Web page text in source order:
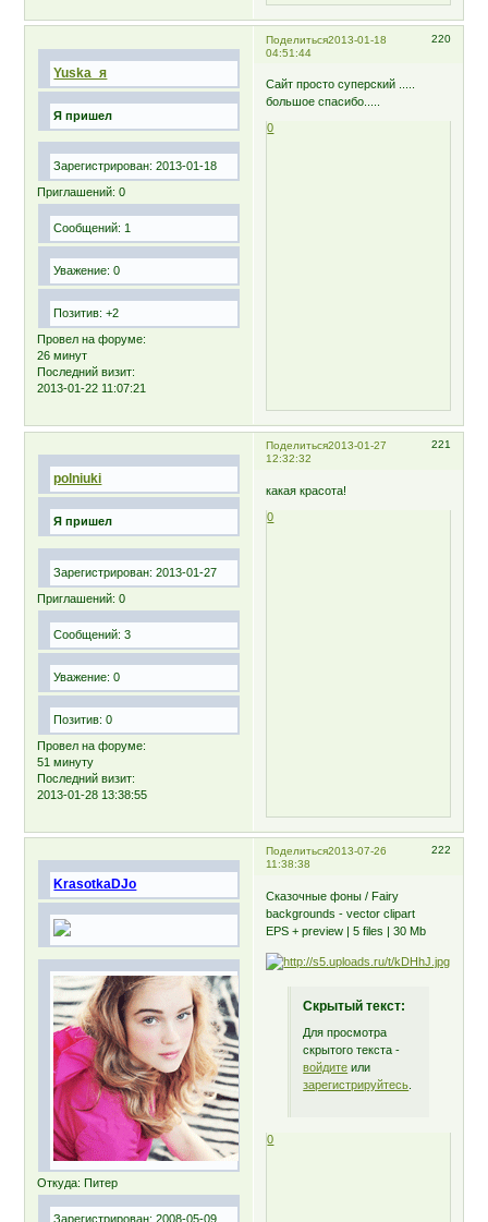
Поделиться 220
2013-01-18
04:51:44
Yuska_я
Я пришел
Зарегистрирован: 2013-01-18
Приглашений: 0
Сообщений: 1
Уважение: 0
Позитив: +2
Провел на форуме:
26 минут
Последний визит:
2013-01-22 11:07:21
Сайт просто суперский .....
большое спасибо.....
0
Поделиться 221
2013-01-27
12:32:32
polniuki
Я пришел
Зарегистрирован: 2013-01-27
Приглашений: 0
Сообщений: 3
Уважение: 0
Позитив: 0
Провел на форуме:
51 минуту
Последний визит:
2013-01-28 13:38:55
какая красота!
0
Поделиться 222
2013-07-26
11:38:38
KrasotkaDJo
Откуда: Питер
Зарегистрирован: 2008-05-09
Сказочные фоны / Fairy
backgrounds - vector clipart
EPS + preview | 5 files | 30 Mb
Скрытый текст:
Для просмотра
скрытого текста -
войдите или
зарегистрируйтесь
0